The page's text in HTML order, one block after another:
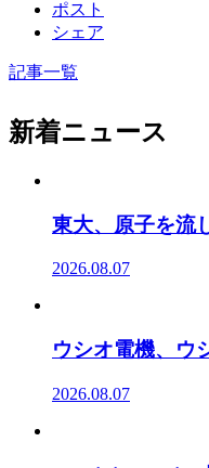
ポスト
シェア
記事一覧
新着ニュース
東大、原子を流
2026.08.07
ウシオ電機、ウ
2026.08.07